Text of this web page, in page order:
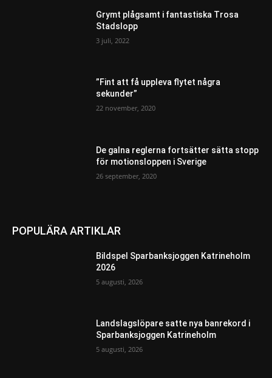
Grymt plågsamt i fantastiska Trosa
Stadslopp
3 juli, 2022
”Fint att få uppleva flytet några
sekunder”
22 november, 2020
De galna reglerna fortsätter sätta stopp
för motionsloppen i Sverige
26 september, 2020
POPULÄRA ARTIKLAR
Bildspel Sparbanksjoggen Katrineholm
2026
5 augusti, 2026
Landslagslöpare satte nya banrekord i
Sparbanksjoggen Katrineholm
5 augusti, 2026